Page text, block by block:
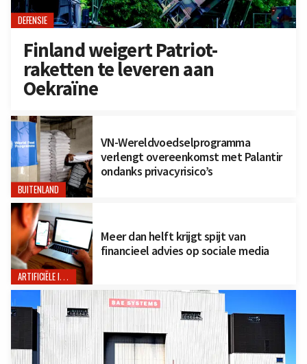
DEFENSIE
Finland weigert Patriot-
raketten te leveren aan
Oekraïne
BUITENLAND
VN-Wereldvoedselprogramma
verlengt overeenkomst met Palantir
ondanks privacyrisico’s
ARTIFICIËLE INTELLIGENTIE
Meer dan helft krijgt spijt van
financieel advies op sociale media